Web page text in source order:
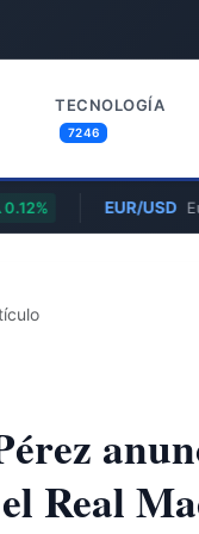
TECNOLOGÍA
7246
EUR/USD
Real